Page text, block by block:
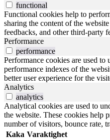
functional
Functional cookies help to
sharing the content of the
feedbacks, and other third-party
Performance
performance
Performance cookies are used to
performance indexes of the
better user experience for the
Analytics
analytics
Analytical cookies are used to
the website. These cookies help
number of visitors, bounce rate,
Kaka Varaktighet